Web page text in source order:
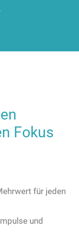
Fokus
für jeden
und